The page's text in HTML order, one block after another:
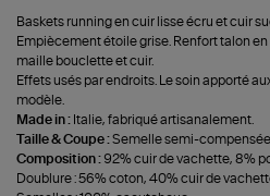
Baskets running en cuir lisse écru et cuir
Empiècement étoile grise. Renfort talon
maille bouclette et cuir.
Effets usés par endroits. Le soin apporté
modèle.
Made in : Italie, fabriqué artisanalement.
Taille & Coupe :Semelle semi-compensée
Composition : 92% cuir de vachette, 8%
Doublure : 56% coton, 40% cuir de